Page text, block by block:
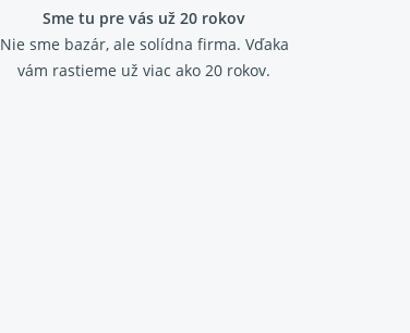
Sme tu pre vás už 20 rokov
Nie sme bazár, ale solídna firma. Vďaka
vám rastieme už viac ako 20 rokov.